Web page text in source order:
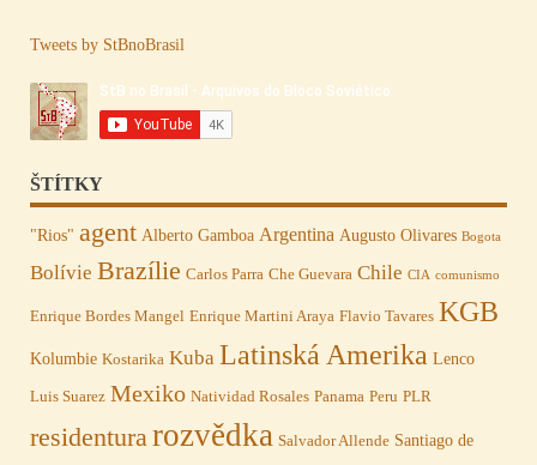
Tweets by StBnoBrasil
ŠTÍTKY
"Rios" agent Alberto Gamboa Argentina Augusto Olivares Bogota
Bolívie Brazílie Carlos Parra Che Guevara Chile CIA comunismo
Enrique Bordes Mangel Enrique Martini Araya Flavio Tavares KGB
Kolumbie Kostarika Kuba Latinská Amerika Lenco
Luis Suarez Mexiko Natividad Rosales Panama Peru PLR
residenturarozvědka Salvador Allende Santiago de